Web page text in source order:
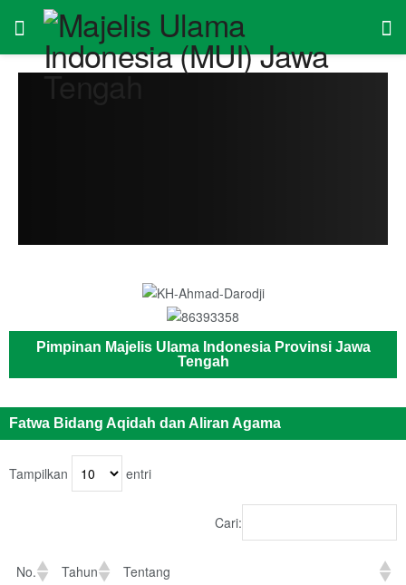
Pimpinan Majelis Ulama Indonesia Provinsi Jawa
Tengah
Fatwa Bidang Aqidah dan Aliran Agama
Tampilkan entri
Cari:
No. Tahun
Tentang